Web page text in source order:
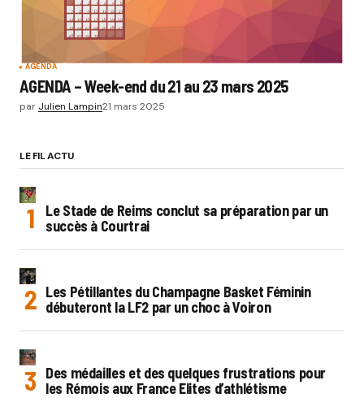
AGENDA
AGENDA – Week-end du 21 au 23 mars 2025
par Julien Lampin21 mars 2025
LE FIL ACTU
Le Stade de Reims conclut sa préparation par un
succès à Courtrai
Les Pétillantes du Champagne Basket Féminin
débuteront la LF2 par un choc à Voiron
Des médailles et des quelques frustrations pour
les Rémois aux France Elites d’athlétisme